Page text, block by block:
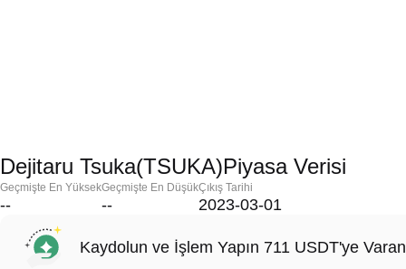
Dejitaru Tsuka(TSUKA)Piyasa Verisi
Geçmişte En Yüksek
--
Geçmişte En Düşük
--
Çıkış Tarihi
2023-03-01
Kaydolun ve İşlem Yapın 711 USDT'ye